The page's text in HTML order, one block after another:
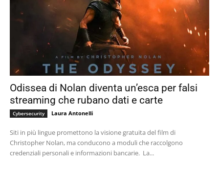
Odissea di Nolan diventa un’esca per falsi
streaming che rubano dati e carte
Cybersecurity Laura Antonelli
Siti in più lingue promettono la visione gratuita del film di
Christopher Nolan, ma conducono a moduli che raccolgono
credenziali personali e informazioni bancarie. La...